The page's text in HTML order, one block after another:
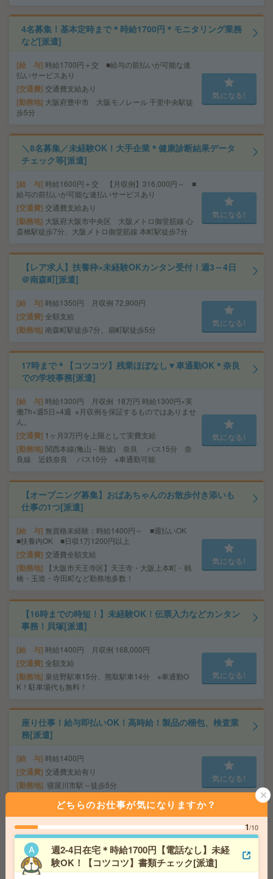
4名募集！基本定時まで＊時給1700円＊モニタリング業務
など[派遣]
給 与 時給1700円＋交 ■給与の前払いが可能な速
払いサービスあり
交通費 交通費支給あり
勤務地 大阪府豊中市 大阪モノレール 千里中央駅徒
歩5分
気になる!
＼8名募集／未経験OK！大手企業＊健康診断結果データ
チェック等[派遣]
給 与 時給1600円＋交 【月収例】316,000円～ ■
給与の前払いが可能な速払いサービスあり
交通費 交通費支給あり
勤務地 大阪府大阪市中央区 大阪メトロ御堂筋線 心
斎橋駅徒歩7分、大阪メトロ御堂筋線 本町駅徒歩7分
気になる!
【レア求人】扶養枠×未経験OKカンタン受付！週3～4日
＠南森町[派遣]
給 与 時給1350円 月収例 72,900円
交通費 全額支給
勤務地 南森町駅徒歩7分、扇町駅徒歩5分
気になる!
17時まで＊【コツコツ】残業ほぼなし▼車通勤OK＊奈良
での学校事務[派遣]
給 与 時給1300円 月収例 18万円 時給1300円×実
働7h×週5日×4週 ※月収例を保証するものではありませ
ん。
交通費 1ヶ月3万円を上限として実費支給
勤務地 関西本線(亀山－難波) 奈良 バス15分 奈
良線 近鉄奈良 バス10分 ※車通勤可能
気になる!
【オープニング募集】おばあちゃんのお散歩付き添いも
仕事の1つ[派遣]
給 与 無資格未経験：時給1400円～ ■週払いOK
■扶養内OK ■日収1万1200円以上
交通費 交通費全額支給
勤務地
【大阪市天王寺区】天王寺・大阪上本町・鶴
橋・玉造・寺田町など勤務地多数！
気になる!
【16時までの時短！】未経験OK！伝票入力などカンタン
事務！貝塚[派遣]
給 与 時給1400円 月収例 168,000円
交通費 全額支給
勤務地 泉佐野駅車15分、熊取駅車14分 ※車通勤O
K！駐車場代も無料！
気になる!
座り仕事！給与即払いOK！高時給！製品の梱包、検査業
務[派遣]
給 与 時給1400円
交通費 交通費支給有り
勤務地 寝屋川市駅～徒歩5分
気になる!
＜日数・時間相談ください！＞出戸駅すぐ！お休みもと
りやすい＊注文の発注入力メイン[派遣]
給 与 時給1640円 月収例 262,400円
交通費 全額支給
どちらのお仕事が気になりますか？
1/10
週2-4日在宅＊時給1700円【電話なし】未経
験OK！【コツコツ】書類チェック[派遣]